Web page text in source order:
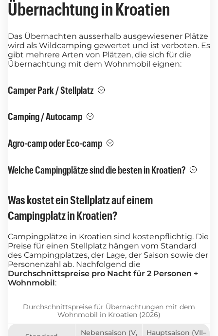
Übernachtung in Kroatien
Das Übernachten ausserhalb ausgewiesener Plätze
wird als Wildcamping gewertet und ist verboten. Es
gibt mehrere Arten von Plätzen, die sich für die
Übernachtung mit dem Wohnmobil eignen:
Camper Park / Stellplatz
Camping / Autocamp
Agro-camp oder Eco-camp
Welche Campingplätze sind die besten in Kroatien?
Was kostet ein Stellplatz auf einem
Campingplatz in Kroatien?
Campingplätze in Kroatien sind kostenpflichtig. Die
Preise für einen Stellplatz hängen vom Standard
des Campingplatzes, der Lage, der Saison sowie der
Personenzahl ab. Nachfolgend die
Durchschnittspreise pro Nacht für 2 Personen +
Wohnmobil:
Durchschnittspreise für Übernachtungen mit dem
Wohnmobil in Kroatien (2026)
Nebensaison (V, Hauptsaison (VII–